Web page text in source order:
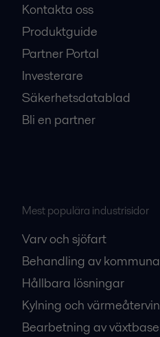
Kontakta oss
Produktguide
Partner Portal
Investerare
Säkerhetsdatablad
Bli en partner
Mest populära industrisidor
Varv och sjöfart
Behandling av
Hållbara lösningar
Kylning och
Bearbetning av